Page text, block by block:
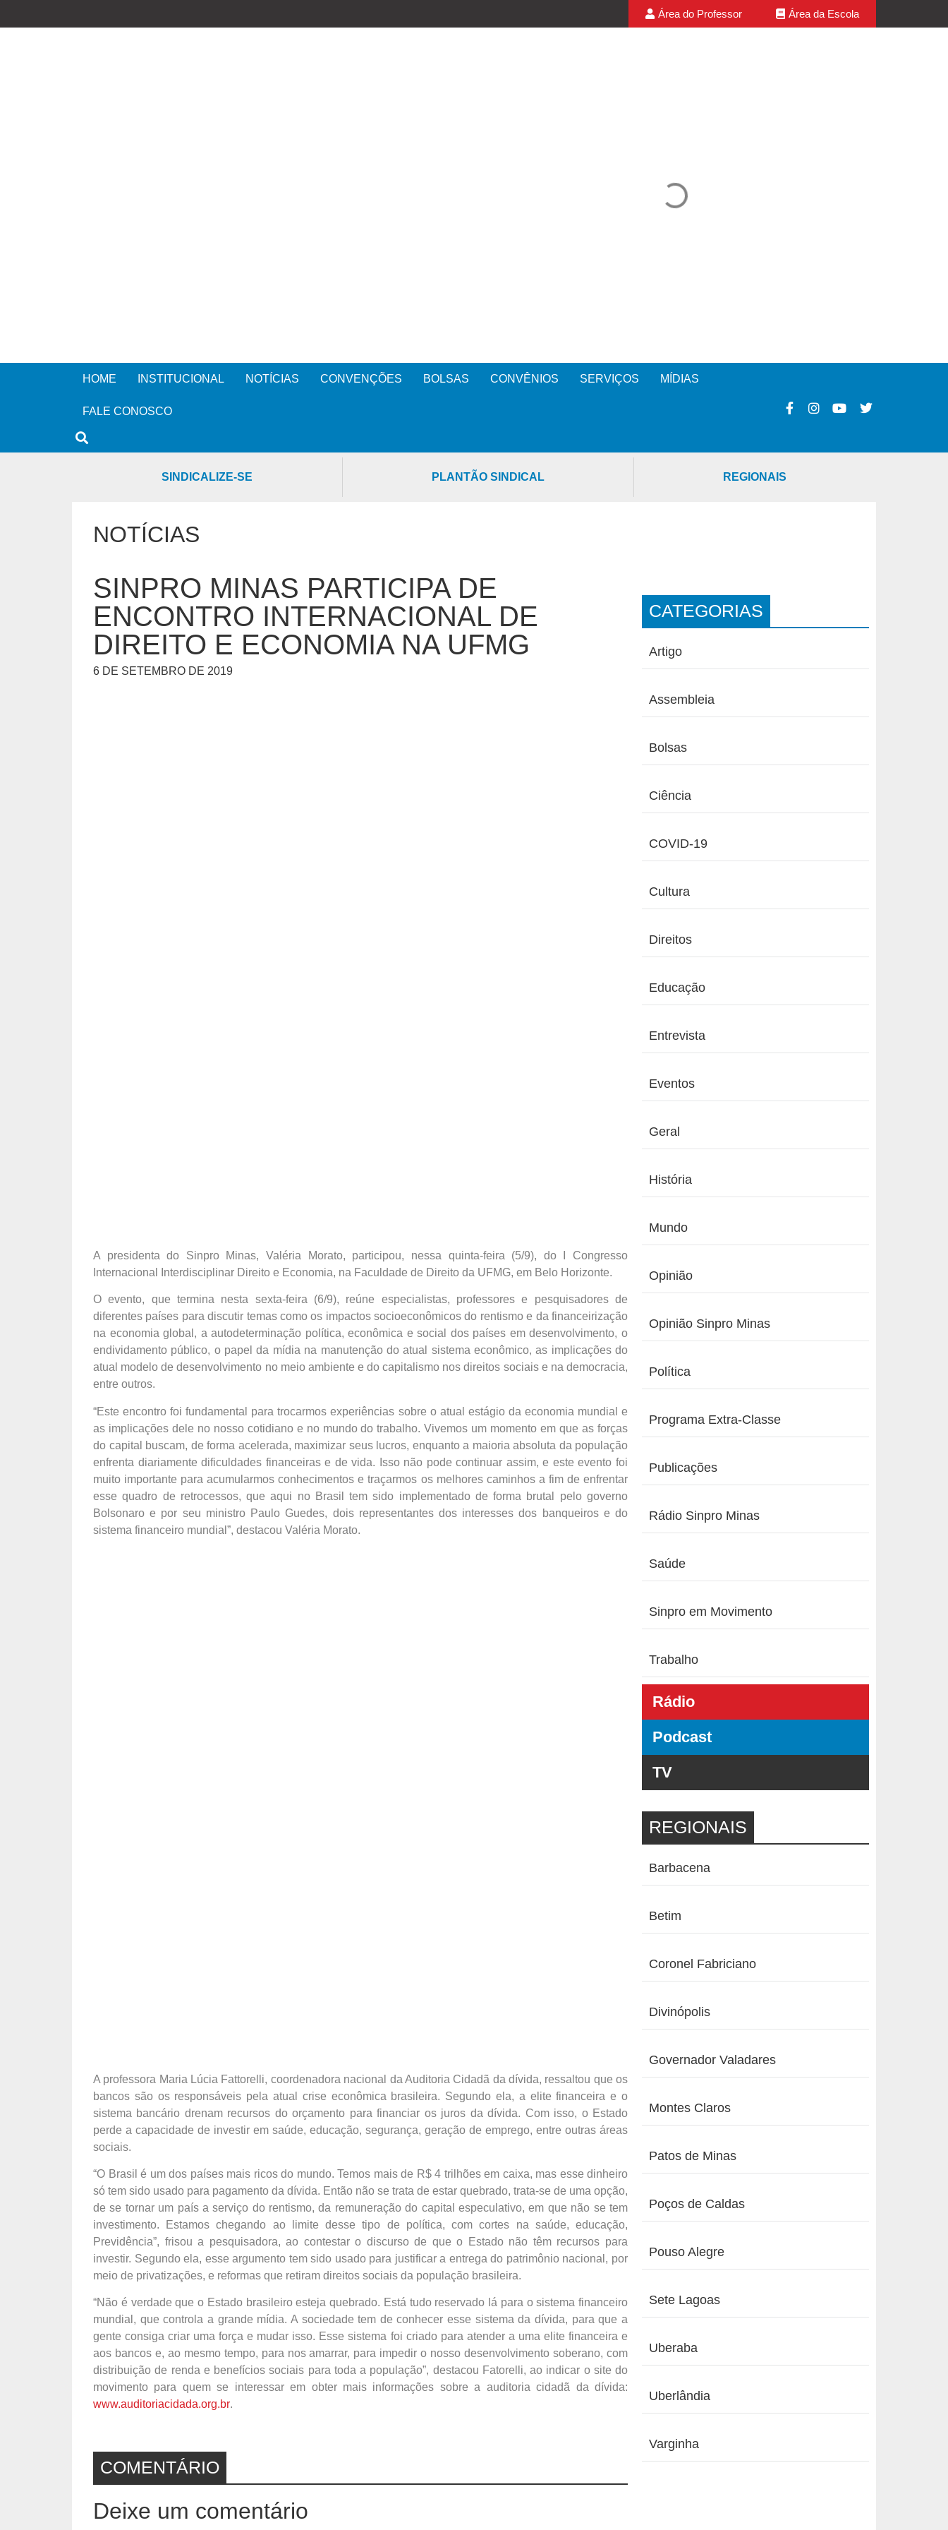
Área do Professor Área da Escola
HOME INSTITUCIONAL NOTÍCIAS CONVENÇÕES BOLSAS CONVÊNIOS SERVIÇOS MÍDIAS
FALE CONOSCO
SINDICALIZE-SE PLANTÃO SINDICAL REGIONAIS
NOTÍCIAS
SINPRO MINAS PARTICIPA DE
ENCONTRO INTERNACIONAL DE
DIREITO E ECONOMIA NA UFMG
6 DE SETEMBRO DE 2019
A presidenta do Sinpro Minas, Valéria Morato, participou, nessa quinta-feira (5/9), do I Congresso
Internacional Interdisciplinar Direito e Economia, na Faculdade de Direito da UFMG, em Belo Horizonte.
O evento, que termina nesta sexta-feira (6/9), reúne especialistas, professores e pesquisadores de
diferentes países para discutir temas como os impactos socioeconômicos do rentismo e da financeirização
na economia global, a autodeterminação política, econômica e social dos países em desenvolvimento, o
endividamento público, o papel da mídia na manutenção do atual sistema econômico, as implicações do
atual modelo de desenvolvimento no meio ambiente e do capitalismo nos direitos sociais e na democracia,
entre outros.
“Este encontro foi fundamental para trocarmos experiências sobre o atual estágio da economia mundial e
as implicações dele no nosso cotidiano e no mundo do trabalho. Vivemos um momento em que as forças
do capital buscam, de forma acelerada, maximizar seus lucros, enquanto a maioria absoluta da população
enfrenta diariamente dificuldades financeiras e de vida. Isso não pode continuar assim, e este evento foi
muito importante para acumularmos conhecimentos e traçarmos os melhores caminhos a fim de enfrentar
esse quadro de retrocessos, que aqui no Brasil tem sido implementado de forma brutal pelo governo
Bolsonaro e por seu ministro Paulo Guedes, dois representantes dos interesses dos banqueiros e do
sistema financeiro mundial”, destacou Valéria Morato.
A professora Maria Lúcia Fattorelli, coordenadora nacional da Auditoria Cidadã da dívida, ressaltou que os
bancos são os responsáveis pela atual crise econômica brasileira. Segundo ela, a elite financeira e o
sistema bancário drenam recursos do orçamento para financiar os juros da dívida. Com isso, o Estado
perde a capacidade de investir em saúde, educação, segurança, geração de emprego, entre outras áreas
sociais.
“O Brasil é um dos países mais ricos do mundo. Temos mais de R$ 4 trilhões em caixa, mas esse dinheiro
só tem sido usado para pagamento da dívida. Então não se trata de estar quebrado, trata-se de uma opção,
de se tornar um país a serviço do rentismo, da remuneração do capital especulativo, em que não se tem
investimento. Estamos chegando ao limite desse tipo de política, com cortes na saúde, educação,
Previdência”, frisou a pesquisadora, ao contestar o discurso de que o Estado não têm recursos para
investir. Segundo ela, esse argumento tem sido usado para justificar a entrega do patrimônio nacional, por
meio de privatizações, e reformas que retiram direitos sociais da população brasileira.
“Não é verdade que o Estado brasileiro esteja quebrado. Está tudo reservado lá para o sistema financeiro
mundial, que controla a grande mídia. A sociedade tem de conhecer esse sistema da dívida, para que a
gente consiga criar uma força e mudar isso. Esse sistema foi criado para atender a uma elite financeira e
aos bancos e, ao mesmo tempo, para nos amarrar, para impedir o nosso desenvolvimento soberano, com
distribuição de renda e benefícios sociais para toda a população”, destacou Fatorelli, ao indicar o site do
movimento para quem se interessar em obter mais informações sobre a auditoria cidadã da dívida:
www.auditoriacidada.org.br.
COMENTÁRIO
Deixe um comentário
CATEGORIAS
Artigo
Assembleia
Bolsas
Ciência
COVID-19
Cultura
Direitos
Educação
Entrevista
Eventos
Geral
História
Mundo
Opinião
Opinião Sinpro Minas
Política
Programa Extra-Classe
Publicações
Rádio Sinpro Minas
Saúde
Sinpro em Movimento
Trabalho
Rádio
Podcast
TV
REGIONAIS
Barbacena
Betim
Coronel Fabriciano
Divinópolis
Governador Valadares
Montes Claros
Patos de Minas
Poços de Caldas
Pouso Alegre
Sete Lagoas
Uberaba
Uberlândia
Varginha